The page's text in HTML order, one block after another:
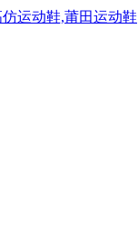
运动鞋,莆田运动鞋